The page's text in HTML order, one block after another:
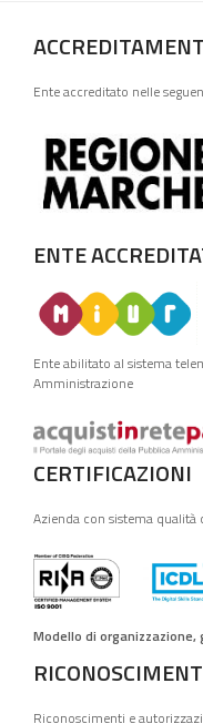
Ente accreditato nelle
ENTE
Ente abilitato al sistema
Amministrazione
CERTIFICAZIONI
Azienda con sistema
Modello di
Riconoscimenti e